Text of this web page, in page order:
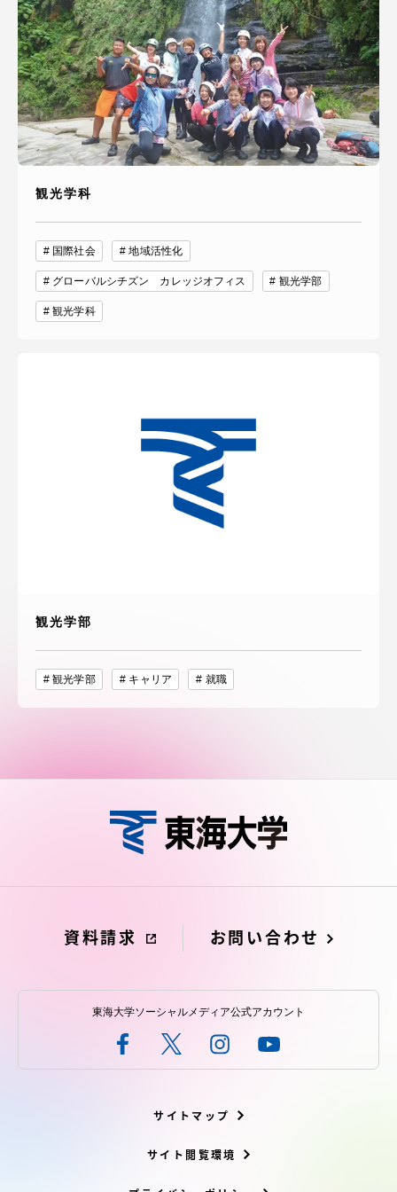
観光学科
国際社会 地域活性化
グローバルシチズン カレッジオフィス 観光学部
観光学科
観光学部
観光学部 キャリア 就職
資料請求 お問い合わせ
東海大学ソーシャルメディア公式アカウント
サイトマップ
サイト閲覧環境